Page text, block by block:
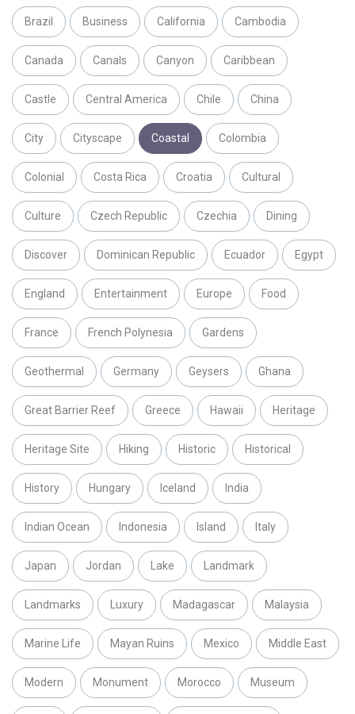
Brazil Business California Cambodia
Canada Canals Canyon Caribbean
Castle Central America Chile China
City Cityscape Coastal Colombia
Colonial Costa Rica Croatia Cultural
Culture Czech Republic Czechia Dining
Discover Dominican Republic Ecuador Egypt
England Entertainment Europe Food
France French Polynesia Gardens
Geothermal Germany Geysers Ghana
Great Barrier Reef Greece Hawaii Heritage
Heritage Site Hiking Historic Historical
History Hungary Iceland India
Indian Ocean Indonesia Island Italy
Japan Jordan Lake Landmark
Landmarks Luxury Madagascar Malaysia
Marine Life Mayan Ruins Mexico Middle East
Modern Monument Morocco Museum